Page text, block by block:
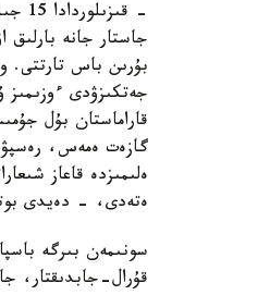
-
بۇرىن باس تارتتى.
جەتكىزۋدى ءوزىمىز
قاراماستان بۇل
گازەت ەمەس،
ەلىمىزدە قاعاز
ەتەدى، - دەيدى
سونىمەن بىرگە
قۇرال-جابدىقتار،